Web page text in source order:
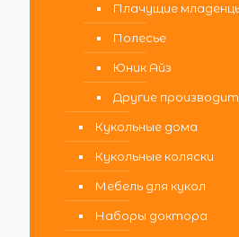
Плачущие
Полесье
Юник Айз
Другие
Кукольные дома
Кукольные коляски
Мебель для кукол
Наборы доктора